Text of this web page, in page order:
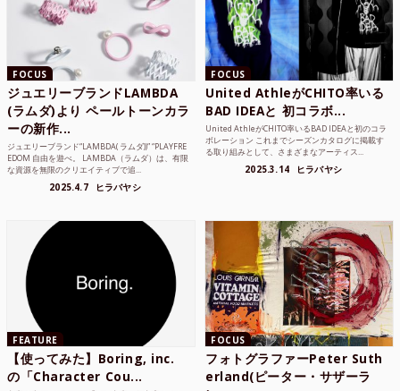
FOCUS
ジュエリーブランドLAMBDA
(ラムダ)より ペールトーンカラ
ーの新作...
ジュエリーブランド“LAMBDA( ラムダ))” “PLAYFRE
EDOM 自由を遊べ。 LAMBDA（ラムダ）は、有限
な資源を無限のクリエイティブで追...
2025.4.7 ヒラバヤシ
FOCUS
United AthleがCHITO率いる
BAD IDEAと 初コラボ...
United AthleがCHITO率いるBAD IDEAと初のコラ
ボレーション これまでシーズンカタログに掲載す
る取り組みとして、さまざまなアーティス...
2025.3.14 ヒラバヤシ
FEATURE
【使ってみた】Boring, inc.
の「Character Cou...
FOCUS
フォトグラファーPeter Suth
erland(ピーター・サザーラ